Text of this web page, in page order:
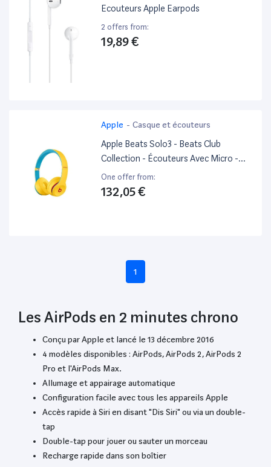
Ecouteurs Apple Earpods
2 offers from:
19,89 €
Apple - Casque et écouteurs
Apple Beats Solo3 - Beats Club
Collection - Écouteurs Avec Micro -
Sur-Oreille - Bluetooth - Sans Fil -
Isolation Acoustique - Jaune Club
One offer from:
132,05 €
1
Les AirPods en 2 minutes chrono
Conçu par Apple et lancé le 13 décembre 2016
4 modèles disponibles : AirPods, AirPods 2, AirPods 2
Pro et l'AirPods Max.
Allumage et appairage automatique
Configuration facile avec tous les appareils Apple
Accès rapide à Siri en disant "Dis Siri" ou via un double-
tap
Double-tap pour jouer ou sauter un morceau
Recharge rapide dans son boîtier